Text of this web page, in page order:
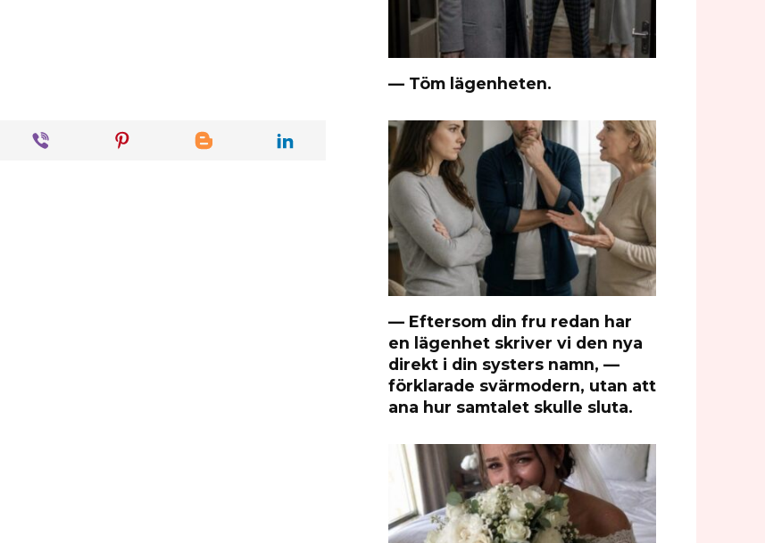
— Töm lägenheten.
— Eftersom din fru redan har
en lägenhet skriver vi den nya
direkt i din systers namn, —
förklarade svärmodern, utan att
ana hur samtalet skulle sluta.